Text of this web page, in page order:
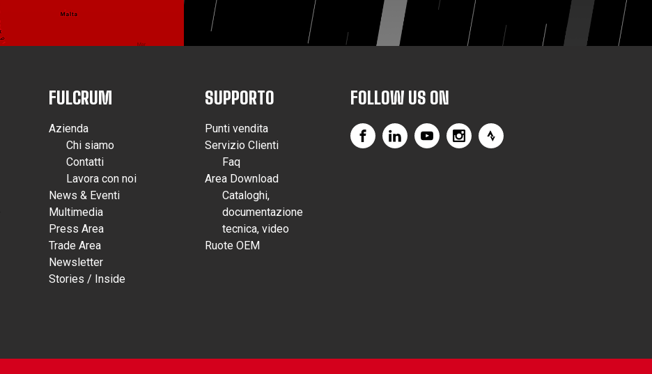
FULCRUM
Azienda
Chi siamo
Contatti
Lavora con noi
News & Eventi
Multimedia
Press Area
Trade Area
Newsletter
Stories / Inside
SUPPORTO
Punti vendita
Servizio Clienti
Faq
Area Download
Cataloghi,
documentazione
tecnica, video
Ruote OEM
FOLLOW US ON